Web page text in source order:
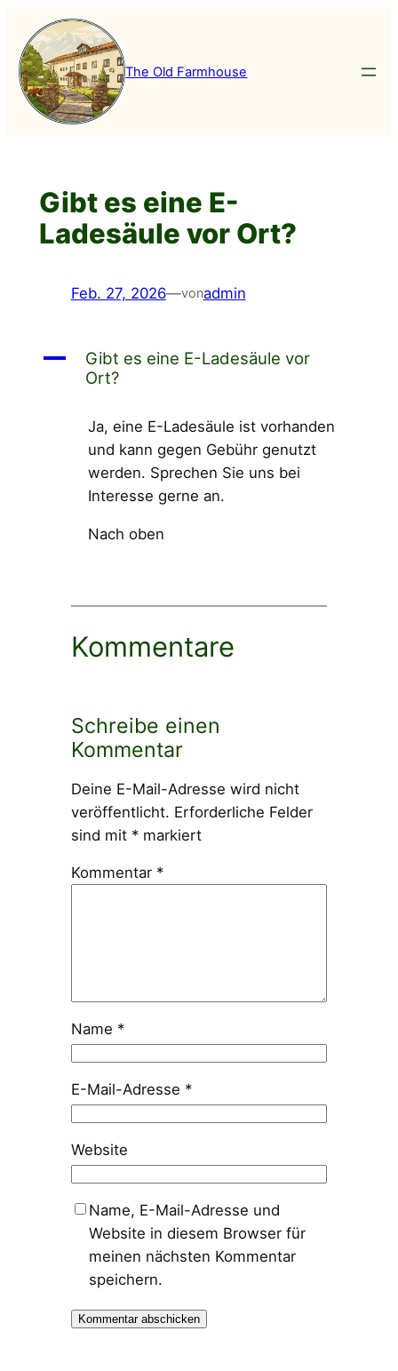
Inhalt
springen
The Old Farmhouse
Gibt es eine E-
Ladesäule vor Ort?
Feb. 27, 2026—vonadmin
A
Gibt es eine E-Ladesäule vor
Ort?
Ja, eine E-Ladesäule ist vorhanden
und kann gegen Gebühr genutzt
werden. Sprechen Sie uns bei
Interesse gerne an.
Nach oben
Kommentare
Schreibe einen
Kommentar
Deine E-Mail-Adresse wird nicht
veröffentlicht. Erforderliche Felder
sind mit *markiert
Kommentar *
Name *
E-Mail-Adresse *
Website
Name, E-Mail-Adresse und
Website in diesem Browser für
meinen nächsten Kommentar
speichern.